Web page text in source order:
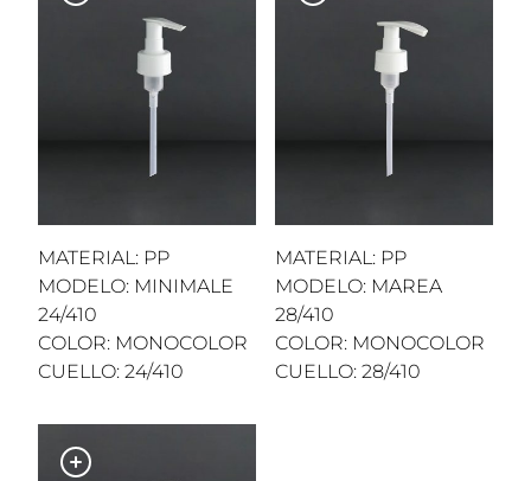
MATERIAL: PP
MODELO: MINIMALE
24/410
COLOR: MONOCOLOR
CUELLO: 24/410
MATERIAL: PP
MODELO: MAREA
28/410
COLOR: MONOCOLOR
CUELLO: 28/410